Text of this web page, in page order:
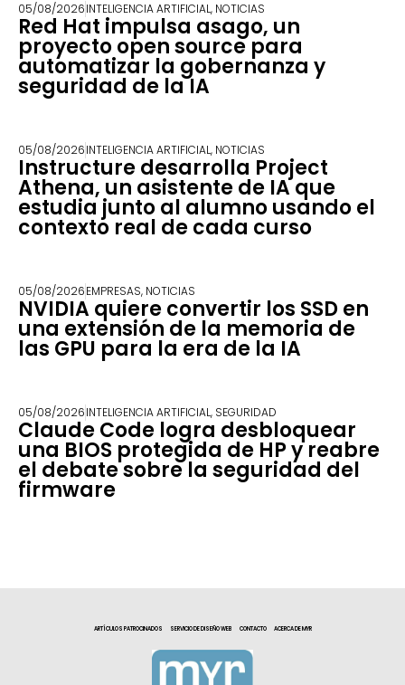
05/08/2026INTELIGENCIA ARTIFICIAL, NOTICIAS
Red Hat impulsa asago, un
proyecto open source para
automatizar la gobernanza y
seguridad de la IA
05/08/2026INTELIGENCIA ARTIFICIAL, NOTICIAS
Instructure desarrolla Project
Athena, un asistente de IA que
estudia junto al alumno usando el
contexto real de cada curso
05/08/2026EMPRESAS, NOTICIAS
NVIDIA quiere convertir los SSD en
una extensión de la memoria de
las GPU para la era de la IA
05/08/2026INTELIGENCIA ARTIFICIAL, SEGURIDAD
Claude Code logra desbloquear
una BIOS protegida de HP y reabre
el debate sobre la seguridad del
firmware
ARTÍCULOS PATROCINADOS SERVICIO DE DISEÑO WEB CONTACTO ACERCA DE MYR